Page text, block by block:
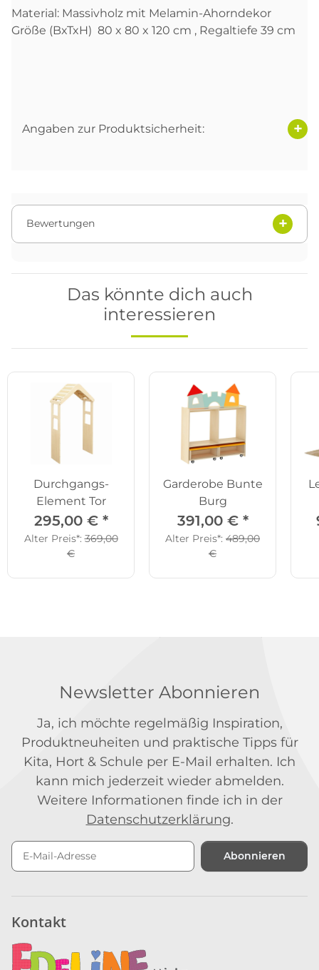
Material: Massivholz mit Melamin-Ahorndekor
Größe (BxTxH) 80 x 80 x 120 cm , Regaltiefe 39 cm
Angaben zur Produktsicherheit:
Bewertungen
Das könnte dich auch
interessieren
Durchgangs-
Element Tor
295,00 € *
Alter Preis*:369,00
€
Garderobe Bunte
Burg
391,00 € *
Alter Preis*: 489,00
€
Newsletter Abonnieren
Ja, ich möchte regelmäßig Inspiration,
Produktneuheiten und praktische Tipps für
Kita, Hort & Schule per E-Mail erhalten. Ich
kann mich jederzeit wieder abmelden.
Weitere Informationen finde ich in der
Datenschutzerklärung.
Abonnieren
Kontakt